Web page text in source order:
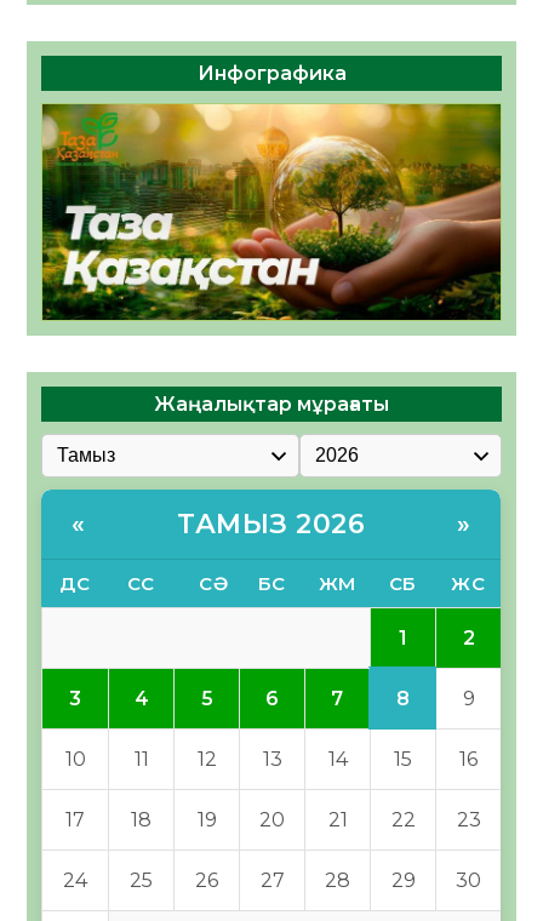
Инфографика
Жаңалықтар мұрағаты
« ТАМЫЗ 2026 »
ДС СС СӘ БС ЖМ СБ ЖС
1 2
3 4 5 6 7 8 9
10 11 12 13 14 15 16
17 18 19 20 21 22 23
24 25 26 27 28 29 30